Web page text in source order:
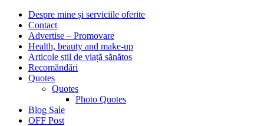
Despre mine și serviciile oferite
Contact
Advertise – Promovare
Health, beauty and make-up
Articole stil de viață sănătos
Recomăndări
Quotes
Quotes
Photo Quotes
Blog Sale
OFF Post